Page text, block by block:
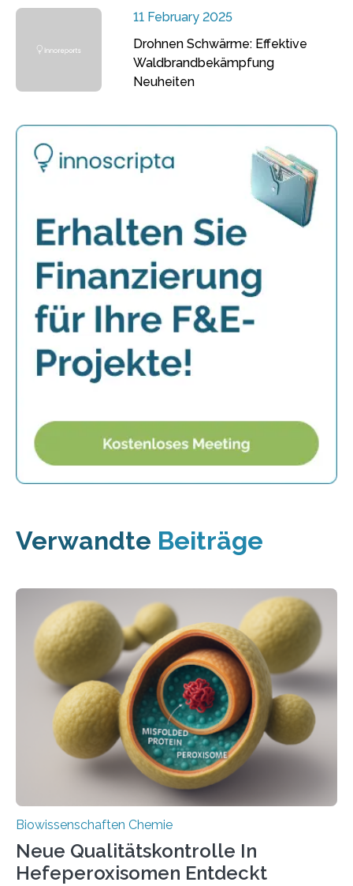
11 February 2025
Drohnen Schwärme: Effektive
Waldbrandbekämpfung
Neuheiten
Verwandte Beiträge
Biowissenschaften Chemie
Neue Qualitätskontrolle In
Hefeperoxisomen Entdeckt